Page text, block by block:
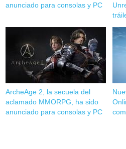
anunciado para consolas y PC
ArcheAge 2, la secuela del
aclamado MMORPG, ha sido
anunciado para consolas y PC